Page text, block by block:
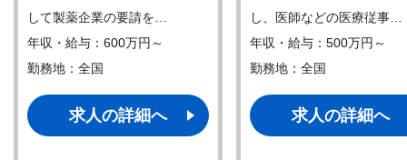
して製薬企業の要請を…
年収・給与：600万円～
勤務地：全国
求人の詳細へ
し、医師などの医療従事…
年収・給与：500万円～
勤務地：全国
求人の詳細へ